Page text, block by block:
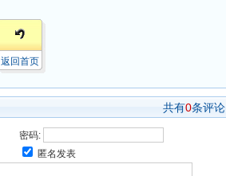
返回首页
共有0条评论
密码:
匿名发表